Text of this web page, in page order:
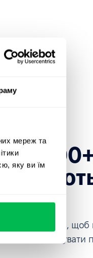
мереж та
яку ви їм
на власні очі,
та кастомізувати